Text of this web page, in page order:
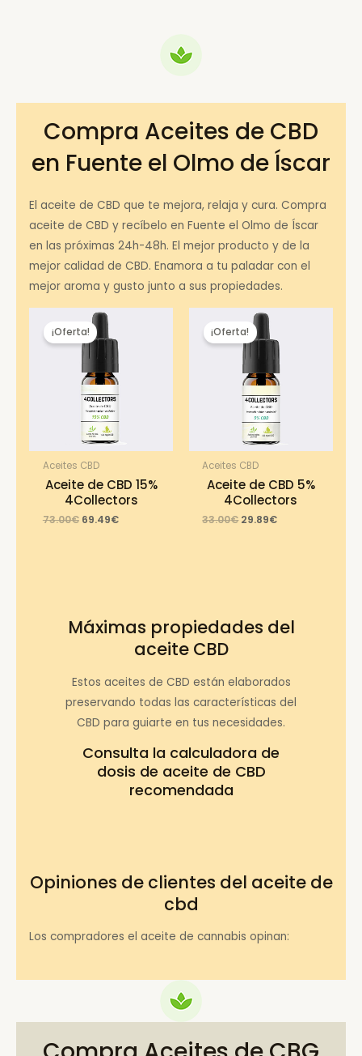
Compra Aceites de CBD
en Fuente el Olmo de Íscar
El aceite de CBD que te mejora, relaja y cura. Compra
aceite de CBD y recíbelo en Fuente el Olmo de Íscar
en las próximas 24h-48h. El mejor producto y de la
mejor calidad de CBD. Enamora a tu paladar con el
mejor aroma y gusto junto a sus propiedades.
¡Oferta!
Aceites CBD
Aceite de CBD 15%
4Collectors
73.00€ Original
69.49€Current
¡Oferta!
Aceites CBD
Aceite de CBD 5%
4Collectors
33.00€ Original
29.89€Current
Máximas propiedades del
aceite CBD
Estos aceites de CBD están elaborados
preservando todas las características del
CBD para guiarte en tus necesidades.
Consulta la calculadora de
dosis de aceite de CBD
recomendada
Opiniones de clientes del aceite de
cbd
Los compradores el aceite de cannabis opinan: